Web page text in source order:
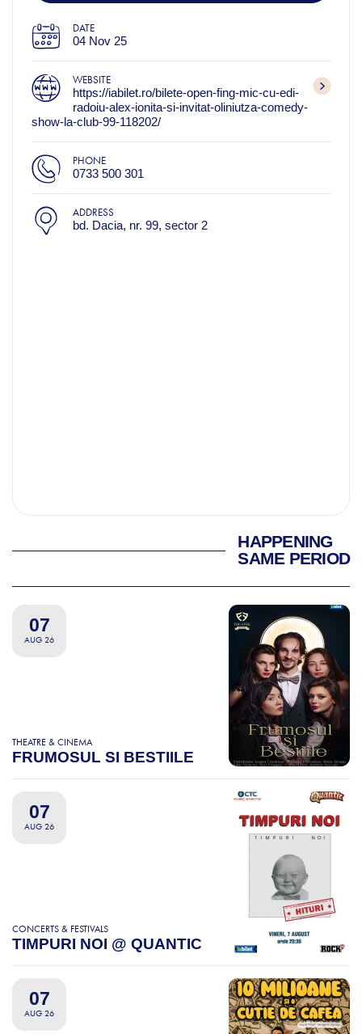
DATE
04 Nov 25
WEBSITE
https://iabilet.ro/bilete-open-fing-mic-cu-edi-
radoiu-alex-ionita-si-invitat-oliniutza-comedy-
show-la-club-99-118202/
PHONE
0733 500 301
ADDRESS
bd. Dacia, nr. 99, sector 2
HAPPENING
SAME PERIOD
07
AUG 26
THEATRE & CINEMA
FRUMOSUL SI BESTIILE
07
AUG 26
CONCERTS & FESTIVALS
TIMPURI NOI @ QUANTIC
07
AUG 26